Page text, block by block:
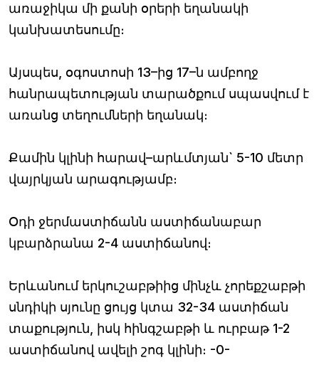
առաջիկա մի քանի օրերի եղանակի
կանխատեսումը։
Այսպես, օգոստոսի 13–ից 17–ն ամբողջ
հանրապետության տարածքում սպասվում է
առանց տեղումների եղանակ։
Քամին կլինի հարավ–արևմտյան` 5-10 մետր
վայրկյան արագությամբ։
Օդի ջերմաստիճանն աստիճանաբար
կբարձրանա 2-4 աստիճանով։
Երևանում երկուշաբթիից մինչև չորեքշաբթի
սնդիկի սյունը ցույց կտա 32-34 աստիճան
տաքություն, իսկ հինգշաբթի և ուրբաթ 1-2
աստիճանով ավելի շոգ կլինի։ -0-